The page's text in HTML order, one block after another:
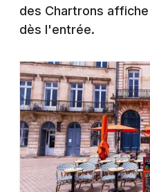
Soirées
Expos
Sorties & loisirs
Actualités en Gironde
Actualités en Aquitaine
Strasbourg
Toulouse
Toutes les villes
des Chartrons
dès l'entrée.